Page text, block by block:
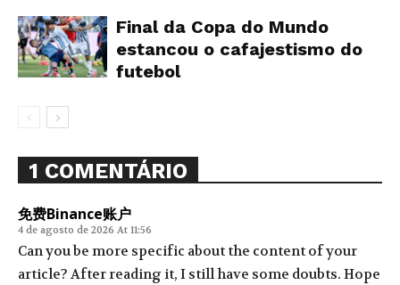
Final da Copa do Mundo
estancou o cafajestismo do
futebol
1 COMENTÁRIO
免费Binance账户
4 de agosto de 2026 At 11:56
Can you be more specific about the content of your
article? After reading it, I still have some doubts. Hope